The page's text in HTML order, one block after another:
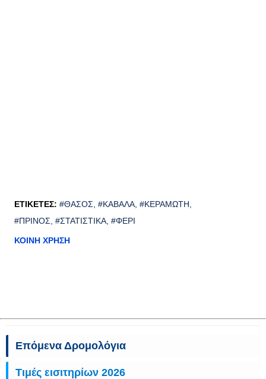
ΕΤΙΚΈΤΕΣ: #ΘΆΣΟΣ #ΚΑΒΆΛΑ #ΚΕΡΑΜΩΤΉ
#ΠΡΊΝΟΣ #ΣΤΑΤΙΣΤΙΚΆ #ΦΈΡΙ
ΚΟΙΝΉ ΧΡΉΣΗ
Επόμενα Δρομολόγια
Τιμές εισιτηρίων 2026